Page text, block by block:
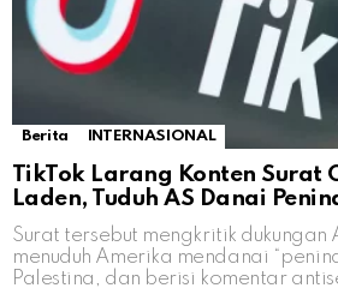
Berita INTERNASIONAL
TikTok Larang Konten Surat
Laden, Tuduh AS Danai
Surat tersebut mengkritik dukungan
menuduh Amerika mendanai
Palestina, dan berisi komentar